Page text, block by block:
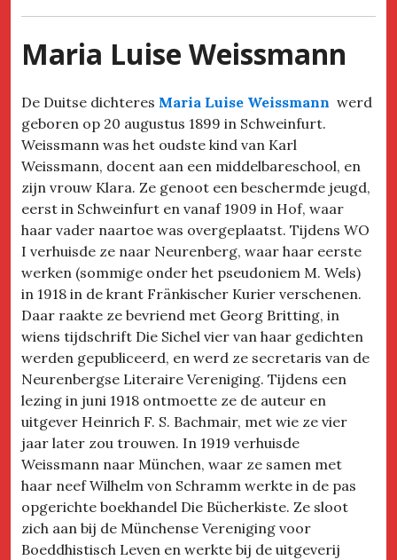
Maria Luise Weissmann
De Duitse dichteres Maria Luise Weissmann werd
geboren op 20 augustus 1899 in Schweinfurt.
Weissmann was het oudste kind van Karl
Weissmann, docent aan een middelbareschool, en
zijn vrouw Klara. Ze genoot een beschermde jeugd,
eerst in Schweinfurt en vanaf 1909 in Hof, waar
haar vader naartoe was overgeplaatst. Tijdens WO
I verhuisde ze naar Neurenberg, waar haar eerste
werken (sommige onder het pseudoniem M. Wels)
in 1918 in de krant Fränkischer Kurier verschenen.
Daar raakte ze bevriend met Georg Britting, in
wiens tijdschrift Die Sichel vier van haar gedichten
werden gepubliceerd, en werd ze secretaris van de
Neurenbergse Literaire Vereniging. Tijdens een
lezing in juni 1918 ontmoette ze de auteur en
uitgever Heinrich F. S. Bachmair, met wie ze vier
jaar later zou trouwen. In 1919 verhuisde
Weissmann naar München, waar ze samen met
haar neef Wilhelm von Schramm werkte in de pas
opgerichte boekhandel Die Bücherkiste. Ze sloot
zich aan bij de Münchense Vereniging voor
Boeddhistisch Leven en werkte bij de uitgeverij